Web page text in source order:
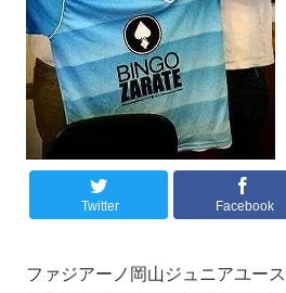
Twitter Facebook
ファジアーノ岡山ジュニアユー